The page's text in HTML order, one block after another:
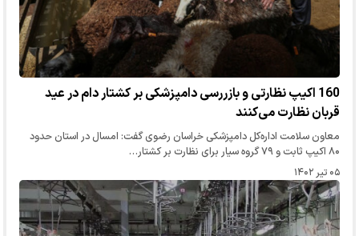
160 اکیپ نظارتی و بازررسی دامپزشکی بر کشتار دام در عید
قربان نظارت می‌کنند
معاون سلامت اداره‌کل دامپزشکی خراسان رضوی گفت: امسال در‌ استان حدود
۸۰ اکیپ ثابت و ۷۹ گروه سیار برای نظارت بر کشتار…
۰۵ تیر ۱۴۰۲